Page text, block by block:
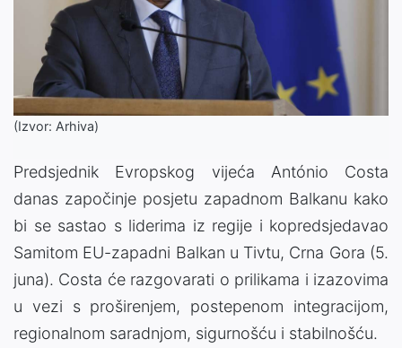
(Izvor: Arhiva)
Predsjednik Evropskog vijeća António Costa
danas započinje posjetu zapadnom Balkanu kako
bi se sastao s liderima iz regije i kopredsjedavao
Samitom EU-zapadni Balkan u Tivtu, Crna Gora (5.
juna). Costa će razgovarati o prilikama i izazovima
u vezi s proširenjem, postepenom integracijom,
regionalnom saradnjom, sigurnošću i stabilnošću.